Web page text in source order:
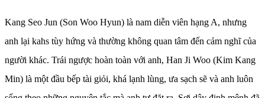
Kang Seo Jun (Son Woo Hyun) là nam diễn viên hạng A, nhưng
anh lại kahs tùy hứng và thường không quan tâm đến cảm nghĩ của
người khác. Trái ngược hoàn toàn với anh, Han Ji Woo (Kim Kang
Min) là một đầu bếp tài giỏi, khá lạnh lùng, ưa sạch sẽ và anh luôn